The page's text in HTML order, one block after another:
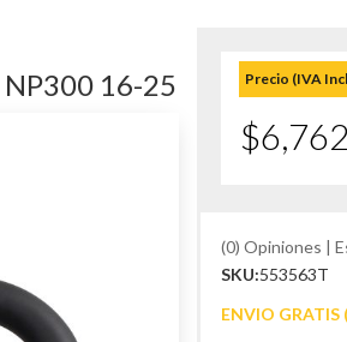
NP300 16-25 Precio (IVA
$6,762
(0) Opiniones |
SKU:553563T
ENVIO GRATIS